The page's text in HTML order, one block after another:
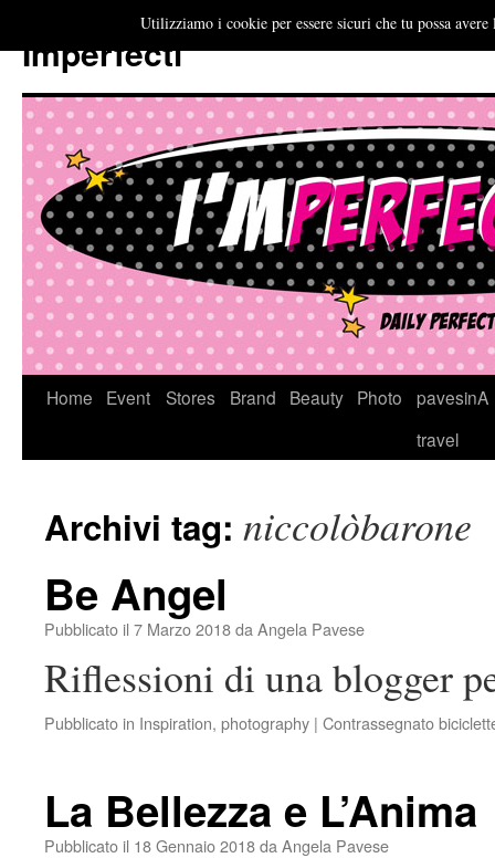
Imperfecti
VaiHome Event Stores Brand Beauty Photo
pavesinA
travel
Archivi tag: niccolòbarone
Be Angel
Pubblicato il 7 Marzo 2018da Angela Pavese
Riflessioni di una blogger
Pubblicato in Inspiration, photography | Contrassegnato
La Bellezza e L’Anima
Pubblicato il 18 Gennaio 2018da Angela Pavese
Utilizziamo i cookie per essere sicuri che tu possa